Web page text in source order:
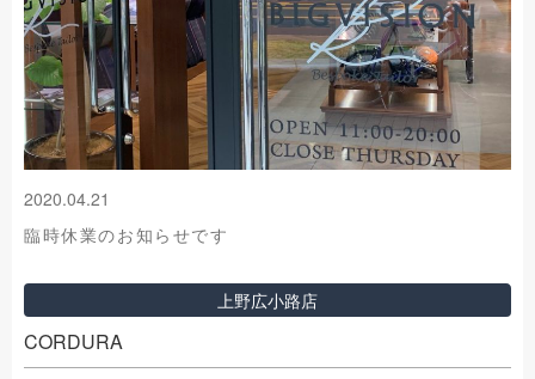
2020.04.21
臨時休業のお知らせです
上野広小路店
CORDURA